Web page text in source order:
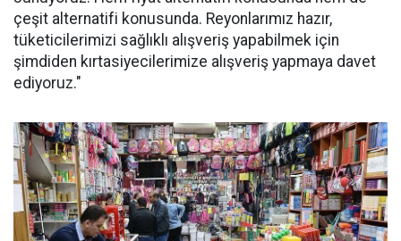
çeşit alternatifi konusunda. Reyonlarımız hazır,
tüketicilerimizi sağlıklı alışveriş yapabilmek için
şimdiden kırtasiyecilerimize alışveriş yapmaya davet
ediyoruz."